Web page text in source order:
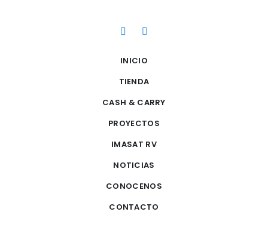
INICIO
TIENDA
CASH & CARRY
PROYECTOS
IMASAT RV
NOTICIAS
CONOCENOS
CONTACTO